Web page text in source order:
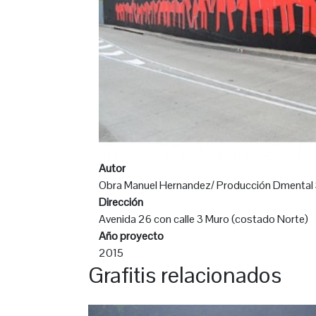
Autor
Obra Manuel Hernandez/ Producción Dmental
Dirección
Avenida 26 con calle 3 Muro (costado Norte)
Año proyecto
2015
Grafitis relacionados